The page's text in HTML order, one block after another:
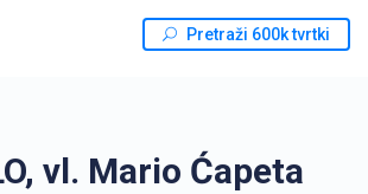
Pretraži 600k tvrtki
vl. Mario Ćapeta